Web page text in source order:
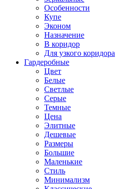
Особенности
Купе
Эконом
Назначение
В коридор
Для узкого коридора
Гардеробные
Цвет
Белые
Светлые
Серые
Темные
Цена
Элитные
Дешевые
Размеры
Большие
Маленькие
Стиль
Минимализм